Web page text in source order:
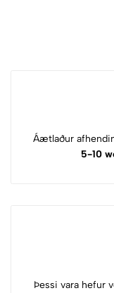
Áætlaður
5-10
Þessi vara hefur